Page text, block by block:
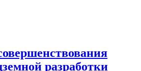
разработки